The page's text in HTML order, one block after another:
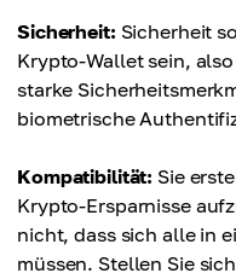
Sicherheit: Sicherheit
Krypto-Wallet sein,
starke
biometrische
Kompatibilität: Sie
Krypto-Ersparnisse
nicht, dass sich alle in
müssen. Stellen Sie